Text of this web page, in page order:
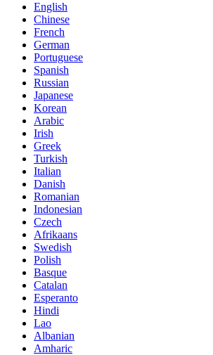
English
Chinese
French
German
Portuguese
Spanish
Russian
Japanese
Korean
Arabic
Irish
Greek
Turkish
Italian
Danish
Romanian
Indonesian
Czech
Afrikaans
Swedish
Polish
Basque
Catalan
Esperanto
Hindi
Lao
Albanian
Amharic